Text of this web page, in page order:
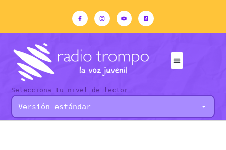
Selecciona tu nivel de lector